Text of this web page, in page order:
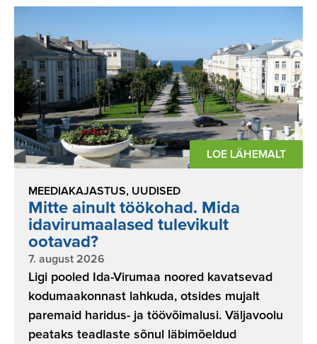
LOE LÄHEMALT
MEEDIAKAJASTUS, UUDISED
Mitte ainult töökohad. Mida
idavirumaalased tulevikult
ootavad?
7. august 2026
Ligi pooled Ida-Virumaa noored kavatsevad
kodumaakonnast lahkuda, otsides mujalt
paremaid haridus- ja töövõimalusi. Väljavoolu
peataks teadlaste sõnul läbimõeldud